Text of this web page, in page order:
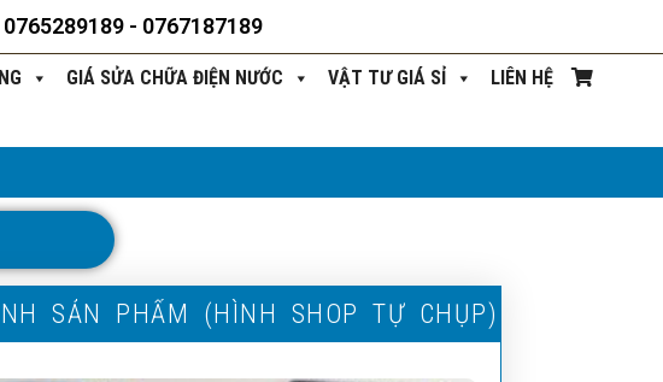
- 0767187189
GIÁ SỬA CHỮA ĐIỆN NƯỚC VẬT TƯ GIÁ SỈ LIÊN HỆ
NH SẢN PHẨM (H ÌN H SH OP TỰ CH ỤP)